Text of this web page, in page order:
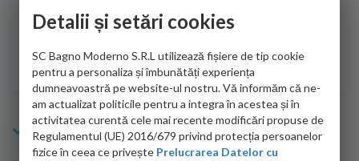
adus coletul in siguranta.Numai bine, va doresc!
Sofrone Viviana -28.07.2026
Info Bagno
Detalii și setări cookies
SC Bagno Moderno S.R.L utilizează fișiere de tip cookie
pentru a personaliza și îmbunătăți experiența
dumneavoastră pe website-ul nostru. Vă informăm că ne-
am actualizat politicile pentru a integra în acestea și în
activitatea curentă cele mai recente modificări propuse de
Regulamentul (UE) 2016/679 privind protecția persoanelor
fizice în ceea ce privește Prelucrarea Datelor cu